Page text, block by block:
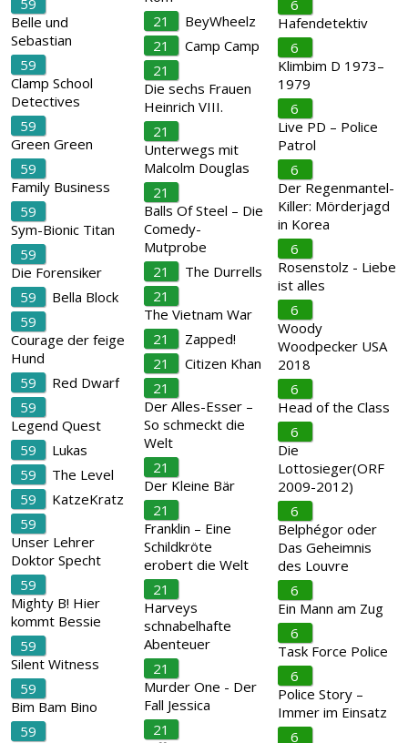
59
Belle und
Sebastian
59
Clamp School
Detectives
59
Green Green
59
Family Business
59
Sym-Bionic Titan
59
Die Forensiker
59
Bella Block
59
Courage der feige
Hund
59
Red Dwarf
59
Legend Quest
59
Lukas
59
The Level
59
KatzeKratz
59
Unser Lehrer
Doktor Specht
59
Mighty B! Hier
kommt Bessie
59
Silent Witness
59
Bim Bam Bino
59
21
BeyWheelz
21
Camp Camp
21
Die sechs Frauen
Heinrich VIII.
21
Unterwegs mit
Malcolm Douglas
21
Balls Of Steel – Die
Comedy-
Mutprobe
21
The Durrells
21
The Vietnam War
21
Zapped!
21
Citizen Khan
21
Der Alles-Esser –
So schmeckt die
Welt
21
Der Kleine Bär
21
Franklin – Eine
Schildkröte
erobert die Welt
21
Harveys
schnabelhafte
Abenteuer
21
Murder One - Der
Fall Jessica
21
6
Hafendetektiv
6
Klimbim D 1973–
1979
6
Live PD – Police
Patrol
6
Der Regenmantel-
Killer: Mörderjagd
in Korea
6
Rosenstolz - Liebe
ist alles
6
Woody
Woodpecker USA
2018
6
Head of the Class
6
Die
Lottosieger(ORF
2009-2012)
6
Belphégor oder
Das Geheimnis
des Louvre
6
Ein Mann am Zug
6
Task Force Police
6
Police Story –
Immer im Einsatz
6